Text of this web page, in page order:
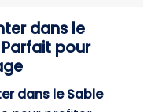
dans le
Parfait pour
dans le Sable